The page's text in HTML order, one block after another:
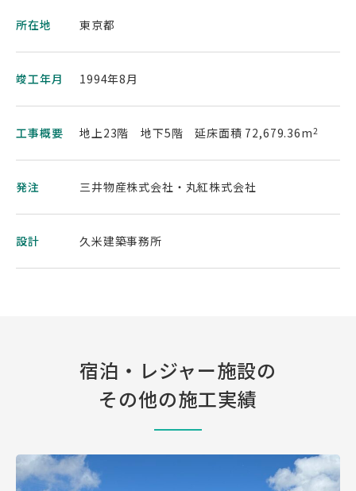
所在地 東京都
竣工年月 1994年8月
工事概要 地上23階 地下5階 延床面積 72,679.36m2
発注 三井物産株式会社・丸紅株式会社
設計 久米建築事務所
宿泊・レジャー施設の
その他の施工実績